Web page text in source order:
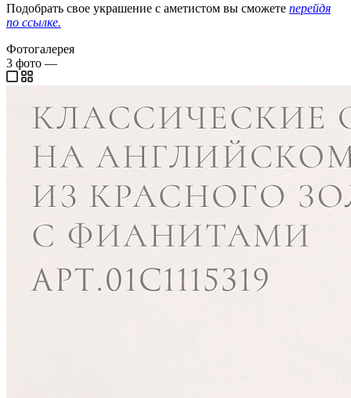
Подобрать свое украшение с аметистом вы сможете перейдя
по ссылке.
Фотогалерея
3 фото —